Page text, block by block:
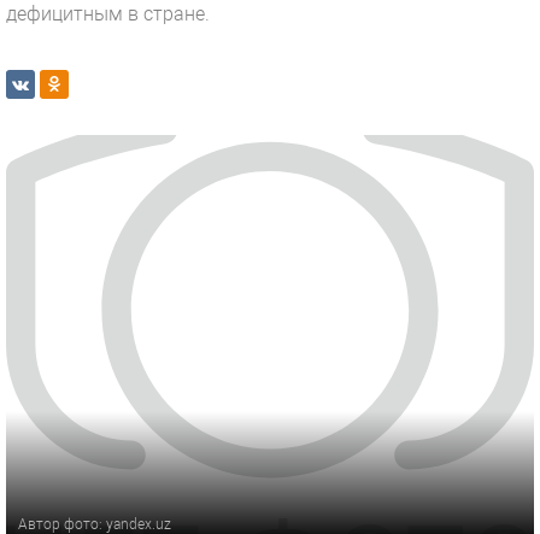
дефицитным в стране.
Автор фото: yandex.uz